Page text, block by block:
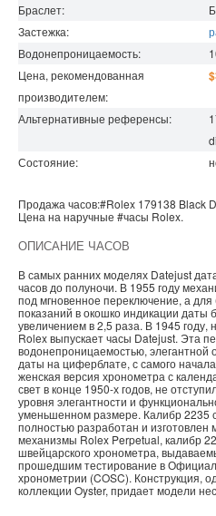
Браслет:
Застежка:
Водонепроницаемость:
Цена, рекомендованная
производителем:
Альтернативные референсы:
Состояние:
Продажа часов:#Rolex 179138 Black D
Цена на наручные #часы Rolex.
ОПИСАНИЕ ЧАСОВ
В самых ранних моделях Datejust
часов до полуночи. В 1955 году
под мгновенное переключение, а
показаний в окошко индикации
увеличением в 2,5 раза. В 1945 году,
Rolex выпускает часы Datejust. Эта
водонепроницаемостью,
даты на циферблате, с самого
женская версия хронометра с
свет в конце 1950-х годов, не
уровня элегантности и
уменьшенном размере. Калибр 2235
полностью разработан и изготовлен
механизмы Rolex Perpetual, калибр
швейцарского хронометра,
прошедшим тестирование в
хронометрии (COSC). Конструкция,
коллекции Oyster, придает модели